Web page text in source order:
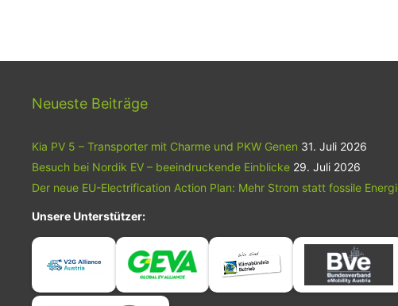
Neueste Beiträge
Kia PV 5 – Transporter mit Charme und PKW Genen 31. Juli 2026
Besuch bei Nordik EV – beeindruckende Einblicke 29. Juli 2026
Der neue EU-Electrification Action Plan: Mehr Strom statt fossile
Unsere Unterstützer: